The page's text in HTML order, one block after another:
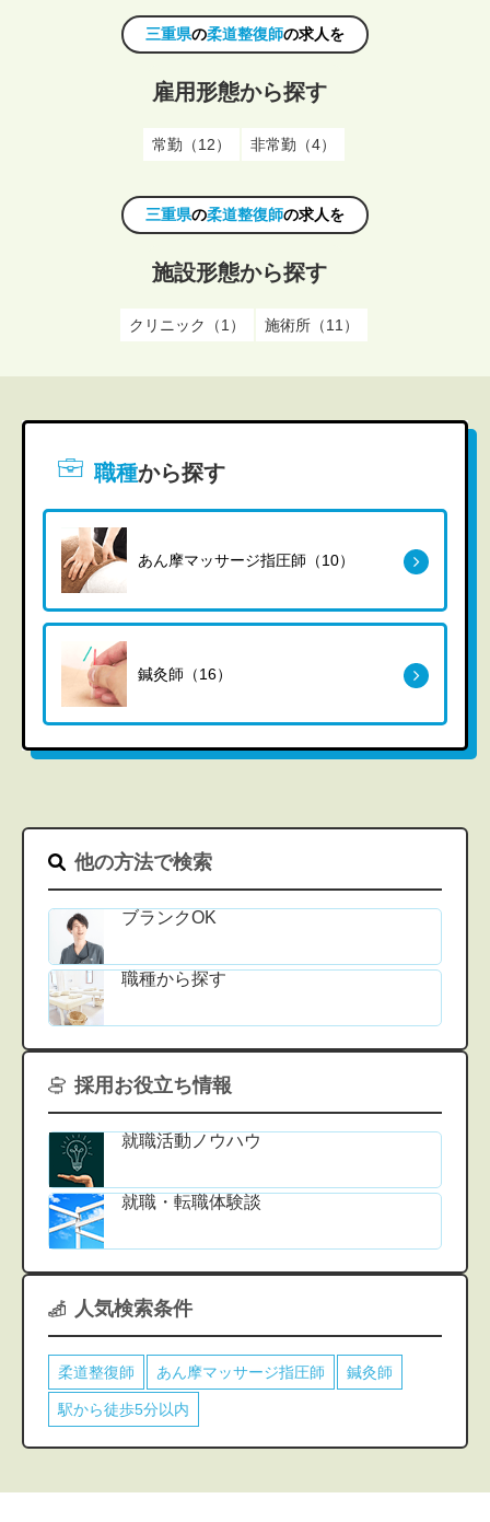
三重県の柔道整復師の求人を
雇用形態から探す
常勤（12） 非常勤（4）
三重県の柔道整復師の求人を
施設形態から探す
クリニック（1） 施術所（11）
職種から探す
あん摩マッサージ指圧師（10）
鍼灸師（16）
他の方法で検索
ブランクOK
職種から探す
採用お役立ち情報
就職活動ノウハウ
就職・転職体験談
人気検索条件
柔道整復師 あん摩マッサージ指圧師 鍼灸師
駅から徒歩5分以内